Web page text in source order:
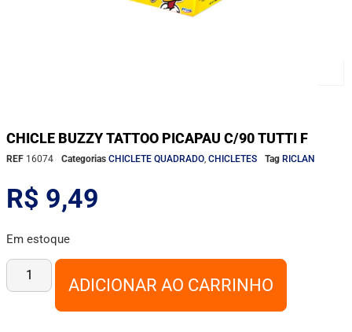
CHICLE BUZZY TATTOO PICAPAU C/90 TUTTI F
REF 16074 Categorias CHICLETE QUADRADO CHICLETES Tag RICLAN
R$ 9,49
Em estoque
ADICIONAR AO CARRINHO